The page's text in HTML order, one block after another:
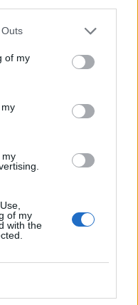
of my
my
of my
with the
en Estados
titulado
aprueba una ley
vez en la
en unas